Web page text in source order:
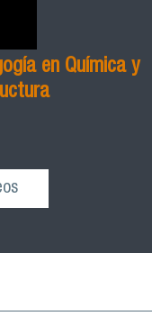
en Química y